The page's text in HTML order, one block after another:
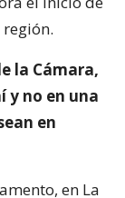
la Cámara,
y no en una
en
en La